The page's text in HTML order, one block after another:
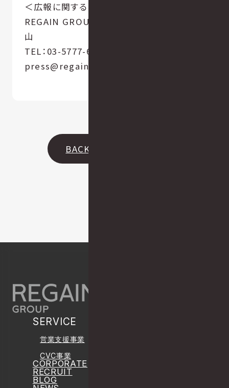
＜広報に関するお問い合わせ＞
REGAIN GROUP株式会社 / 広報担当：秋
山
TEL：03-5777-6250（代表） / E-mail：
press@regain-group.com
BACK
SERVICE
営業支援事業
CVC事業
CORPORATE
RECRUIT
BLOG